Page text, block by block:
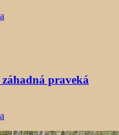
praveká